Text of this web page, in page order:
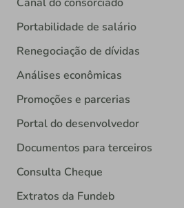
Portabilidade de salário
Renegociação de dívidas
Análises econômicas
Promoções e parcerias
Portal do desenvolvedor
Documentos para terceiros
Consulta Cheque
Extratos da Fundeb